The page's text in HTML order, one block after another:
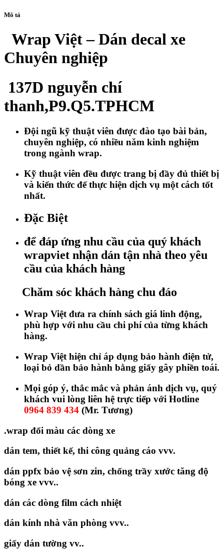
Mô tả
Wrap Việt – Dán decal xe
Chuyên nghiệp
137D nguyễn chí
thanh,P9.Q5.TPHCM
Đội ngũ kỹ thuật viên được đào tạo bài bản,
chuyên nghiệp, có nhiều năm kinh nghiệm
trong ngành wrap.
Kỹ thuật viên đều được trang bị đầy đủ thiết bị
và kiến thức để thực hiện dịch vụ một cách tốt
nhất.
Đặc Biệt
để đáp ứng nhu cầu của quý khách
wrapviet nhận dán tận nhà theo yêu
cầu của khách hàng
Chăm sóc khách hàng chu đáo
Wrap Việt đưa ra chính sách giá linh động,
phù hợp với nhu cầu chi phí của từng khách
hàng.
Wrap Việt hiện chỉ áp dụng bảo hành điện tử,
loại bỏ dần bảo hành bằng giấy gây phiền toái.
Mọi góp ý, thắc mắc và phản ánh dịch vụ, quý
khách vui lòng liên hệ trực tiếp với Hotline
0964 839 434 (Mr. Tương)
.wrap đổi màu các dòng xe
dán tem, thiết kế, thi công quảng cáo vvv.
dán ppfx bảo vệ sơn zin, chống trầy xước tăng độ
bóng xe vvv..
dán các dòng film cách nhiệt
dán kính nhà văn phòng vvv..
giấy dán tường vv..